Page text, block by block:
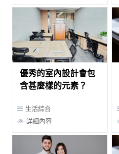
優秀的室內設計會包
含甚麼樣的元素？
生活綜合
詳細內容